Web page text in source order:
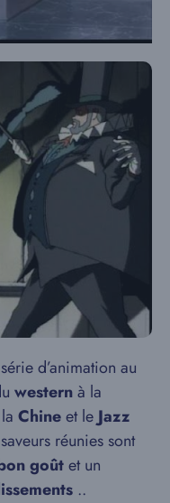
d’animation au
westernà la
Chineet leJazz
réunies sont
goûtet un
..